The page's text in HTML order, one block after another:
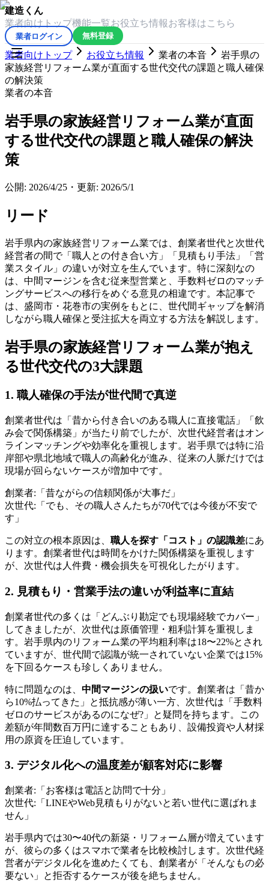
建造くん
業者向けトップ機能一覧お役立ち情報 お客様はこちら
業者ログイン 無料登録
業者向けトップ お役立ち情報 業者の本音
岩手県の
家族経営リフォーム業が直面する世代交代の課題と職人確保
の解決策
業者の本音
岩手県の家族経営リフォーム業が直面
する世代交代の課題と職人確保の解決
策
公開: 2026/4/25 ・ 更新: 2026/5/1
リード
岩手県内の家族経営リフォーム業では、創業者世代と次世代
経営者の間で「職人との付き合い方」「見積もり手法」「営
業スタイル」の違いが対立を生んでいます。特に深刻なの
は、中間マージンを含む従来型営業と、手数料ゼロのマッチ
ングサービスへの移行をめぐる意見の相違です。本記事で
は、盛岡市・花巻市の実例をもとに、世代間ギャップを解消
しながら職人確保と受注拡大を両立する方法を解説します。
岩手県の家族経営リフォーム業が抱え
る世代交代の3大課題
1. 職人確保の手法が世代間で真逆
創業者世代は「昔から付き合いのある職人に直接電話」「飲
み会で関係構築」が当たり前でしたが、次世代経営者はオン
ラインマッチングや効率化を重視します。岩手県では特に沿
岸部や県北地域で職人の高齢化が進み、従来の人脈だけでは
現場が回らないケースが増加中です。
創業者:「昔ながらの信頼関係が大事だ」
次世代:「でも、その職人さんたちが70代では今後が不安で
す」
この対立の根本原因は、 職人を探す「コスト」の認識差にあ
ります。創業者世代は時間をかけた関係構築を重視します
が、次世代は人件費・機会損失を可視化したがります。
2. 見積もり・営業手法の違いが利益率に直結
創業者世代の多くは「どんぶり勘定でも現場経験でカバー」
してきましたが、次世代は原価管理・粗利計算を重視しま
す。岩手県内のリフォーム業の平均粗利率は18〜22%とされ
ていますが、世代間で認識が統一されていない企業では15%
を下回るケースも珍しくありません。
特に問題なのは、 中間マージンの扱いです。創業者は「昔か
ら10%払ってきた」と抵抗感が薄い一方、次世代は「手数料
ゼロのサービスがあるのになぜ?」と疑問を持ちます。この
差額が年間数百万円に達することもあり、設備投資や人材採
用の原資を圧迫しています。
3. デジタル化への温度差が顧客対応に影響
創業者:「お客様は電話と訪問で十分」
次世代:「LINEやWeb見積もりがないと若い世代に選ばれま
せん」
岩手県内では30〜40代の新築・リフォーム層が増えています
が、彼らの多くはスマホで業者を比較検討します。次世代経
営者がデジタル化を進めたくても、創業者が「そんなもの必
要ない」と拒否するケースが後を絶ちません。